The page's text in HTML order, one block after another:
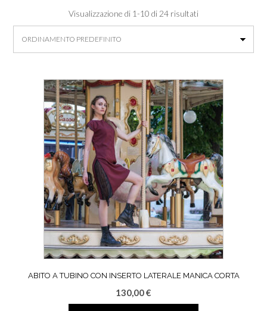
Visualizzazione di 1-10 di 24 risultati
ABITO A TUBINO CON INSERTO LATERALE MANICA CORTA
130,00€